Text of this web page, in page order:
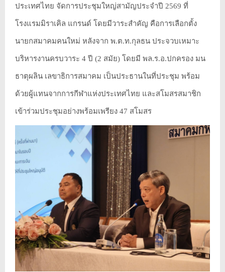
ประเทศไทย จัดการประชุมใหญ่สามัญประจำปี 2569 ที่
โรงแรมมิราเคิล แกรนด์ โดยมีวาระสำคัญ คือการเลือกตั้ง
นายกสมาคมคนใหม่ หลังจาก พ.ต.ท.กุลธน ประจวบเหมาะ
บริหารงานครบวาระ 4 ปี (2 สมัย) โดยมี พล.ร.อ.ปกครอง มน
ธาตุผลิน เลขาธิการสมาคม เป็นประธานในที่ประชุม พร้อม
ด้วยผู้แทนจากการกีฬาแห่งประเทศไทย และสโมสรสมาชิก
เข้าร่วมประชุมอย่างพร้อมเพรียง 47 สโมสร